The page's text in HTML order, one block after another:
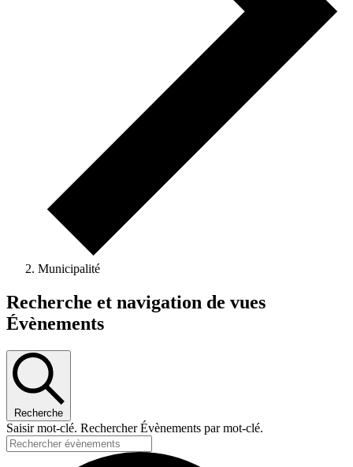
Municipalité
Évènements
for
Recherche et navigation de vues
Évènements
Recherche
Saisir mot-clé. Rechercher Évènements par mot-clé.